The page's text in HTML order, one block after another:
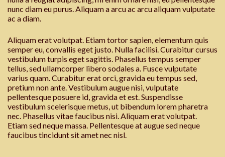
nunc diam eu purus. Aliquam a arcu ac arcu aliquam vulputate
ac a diam.
Aliquam erat volutpat. Etiam tortor sapien, elementum quis
semper eu, convallis eget justo. Nulla facilisi. Curabitur cursus
vestibulum turpis eget sagittis. Phasellus tempus semper
tellus, sed ullamcorper libero sodales a. Fusce vulputate
varius quam. Curabitur erat orci, gravida eu tempus sed,
pretium non ante. Vestibulum augue nisi, vulputate
pellentesque posuere id, gravida et est. Suspendisse
vestibulum scelerisque metus, ut bibendum lorem pharetra
nec. Phasellus vitae faucibus nisi. Aliquam erat volutpat.
Etiam sed neque massa. Pellentesque at augue sed neque
faucibus tincidunt sit amet nec nisl.